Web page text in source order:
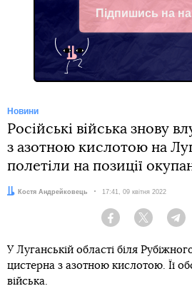
Підпишись на
Telegram
Новини
Російські війська знову
з азотною кислотою на
полетіли на позиції
Автор:Костя Андрейковець Дата:
17:41, 09 квітня 2022
Facebook Twitter
У Луганській області біля
цистерна з азотною кислотою. Її
війська.